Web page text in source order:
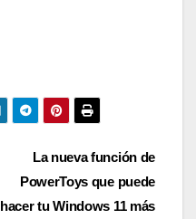
La nueva función de
PowerToys que puede
hacer tu Windows 11 más